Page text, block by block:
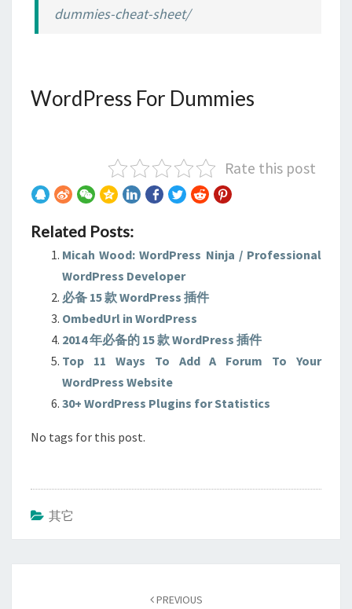
dummies-cheat-sheet/
WordPress For Dummies
Rate this post
Related Posts:
Micah Wood: WordPress Ninja / Professional
WordPress Developer
必备 15 款 WordPress 插件
OmbedUrl in WordPress
2014 年必备的 15 款 WordPress 插件
Top 11 Ways To Add A Forum To Your
WordPress Website
30+ WordPress Plugins for Statistics
No tags for this post.
其它
PREVIOUS